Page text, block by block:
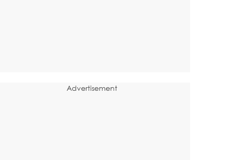
Advertisement